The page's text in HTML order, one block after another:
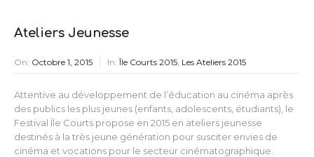
Ateliers Jeunesse
On: Octobre 1, 2015 In:Île Courts 2015, Les Ateliers 2015
Attentive au développement de l’éducation au cinéma après
des publics les plus jeunes (enfants, adolescents, étudiants), le
Festival Île Courts propose en 2015 en ateliers jeunesse
destinés à la très jeune génération pour susciter envies de
cinéma et vocations pour le secteur cinématographique.